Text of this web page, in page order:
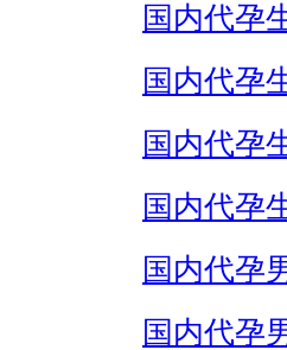
国内代孕
国内代孕
国内代孕
国内代孕
国内代孕
国内代孕